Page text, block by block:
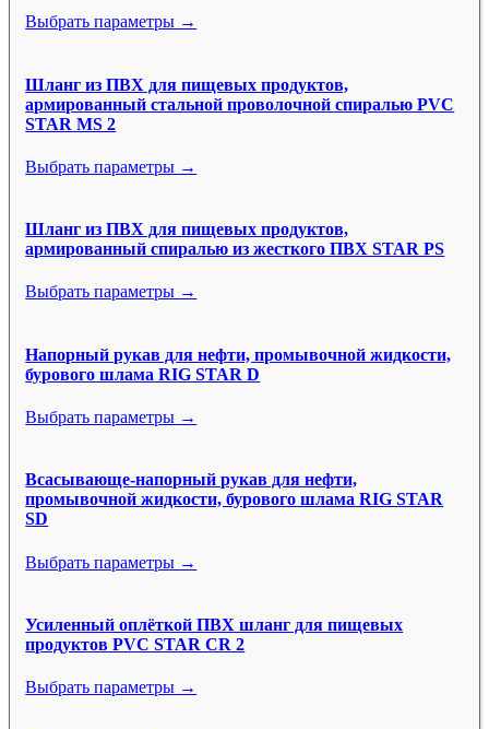
Выбрать параметры →
Шланг из ПВХ для пищевых продуктов,
армированный стальной проволочной спиралью PVC
STAR MS 2
Выбрать параметры →
Шланг из ПВХ для пищевых продуктов,
армированный спиралью из жесткого ПВХ STAR PS
Выбрать параметры →
Напорный рукав для нефти, промывочной жидкости,
бурового шлама RIG STAR D
Выбрать параметры →
Всасывающе-напорный рукав для нефти,
промывочной жидкости, бурового шлама RIG STAR
SD
Выбрать параметры →
Усиленный оплёткой ПВХ шланг для пищевых
продуктов PVC STAR CR 2
Выбрать параметры →